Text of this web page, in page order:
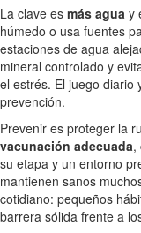
La clave es más agua y
húmedo o usa fuentes
estaciones de agua
mineral controlado y
el estrés. El juego diario
prevención.
Prevenir es proteger la
vacunación adecuada,
su etapa y un entorno
mantienen sanos
cotidiano: pequeños
barrera sólida frente a